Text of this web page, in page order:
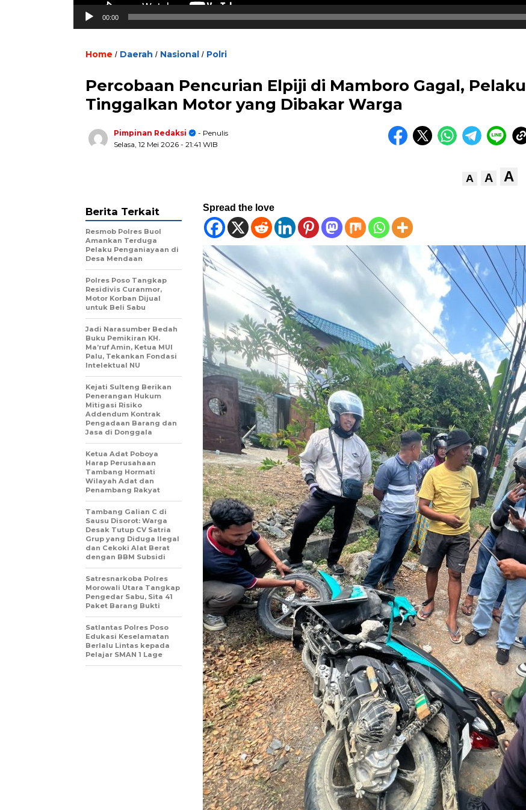
00:00
Home / Daerah / Nasional / Polri
Percobaan Pencurian Elpiji di Mamboro Gagal, Pelaku
Tinggalkan Motor yang Dibakar Warga
Pimpinan Redaksi
- Penulis
Selasa, 12 Mei 2026 - 21:41 WIB
A A A
Spread the love
Berita Terkait
Resmob Polres Buol
Amankan Terduga
Pelaku Penganiayaan di
Desa Mendaan
Polres Poso Tangkap
Residivis Curanmor,
Motor Korban Dijual
untuk Beli Sabu
Jadi Narasumber Bedah
Buku Pemikiran KH.
Ma’ruf Amin, Ketua MUI
Palu, Tekankan Fondasi
Intelektual NU
Kejati Sulteng Berikan
Penerangan Hukum
Mitigasi Risiko
Addendum Kontrak
Pengadaan Barang dan
Jasa di Donggala
Ketua Adat Poboya
Harap Perusahaan
Tambang Hormati
Wilayah Adat dan
Penambang Rakyat
Tambang Galian C di
Sausu Disorot: Warga
Desak Tutup CV Satria
Grup yang Diduga Ilegal
dan Cekoki Alat Berat
dengan BBM Subsidi
Satresnarkoba Polres
Morowali Utara Tangkap
Pengedar Sabu, Sita 41
Paket Barang Bukti
Satlantas Polres Poso
Edukasi Keselamatan
Berlalu Lintas kepada
Pelajar SMAN 1 Lage